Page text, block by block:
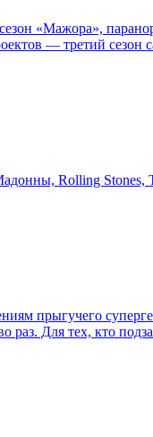
«Мажора»,
— третий сезон
Rolling Stones,
прыгучего
раз. Для тех, кто